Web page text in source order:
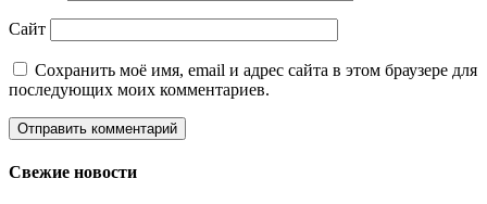
Сайт
Сохранить моё имя, email и адрес сайта в этом браузере для
последующих моих комментариев.
Свежие новости